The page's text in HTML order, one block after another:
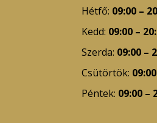
Hétfő: 09:00 –
Kedd: 09:00 –
Szerda: 09:00 –
Csütörtök:
Péntek: 09:00 –